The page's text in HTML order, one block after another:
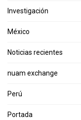
Investigación
México
Noticias recientes
nuam exchange
Perú
Portada